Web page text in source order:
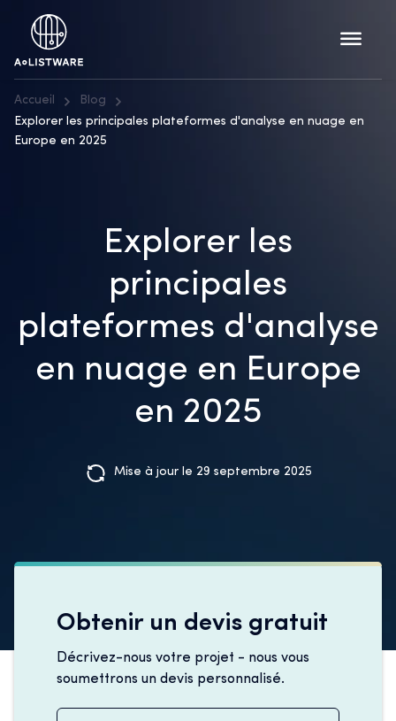
Accueil
Blog
Explorer les principales plateformes d'analyse en nuage en
Europe en 2025
Explorer les
principales
plateformes d'analyse
en nuage en Europe
en 2025
Mise à jour le 29 septembre 2025
Obtenir un devis gratuit
Décrivez-nous votre projet - nous vous
soumettrons un devis personnalisé.